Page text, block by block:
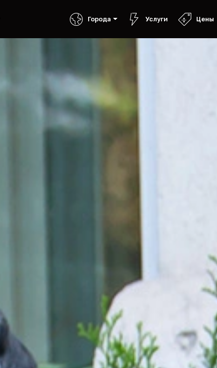
Города Услуги Цены